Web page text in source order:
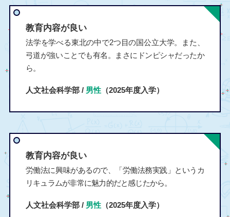
教育内容が良い
法学を学べる東北の中で2つ目の国公立大学。また、
弓道が強いことでも有名。まさにドンピシャだったか
ら。
人文社会科学部 / 男性（2025年度入学）
教育内容が良い
労働法に興味があるので、「労働法務実践」というカ
リキュラムが非常に魅力的だと感じたから。
人文社会科学部 / 男性（2025年度入学）